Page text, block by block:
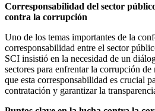
Corresponsabilidad del sector
contra la corrupción
Uno de los temas importantes de la
corresponsabilidad entre el sector
SCI insistió en la necesidad de un
sectores para enfrentar la corrupción
que esta corresponsabilidad es crucial
contratación y garantizar la